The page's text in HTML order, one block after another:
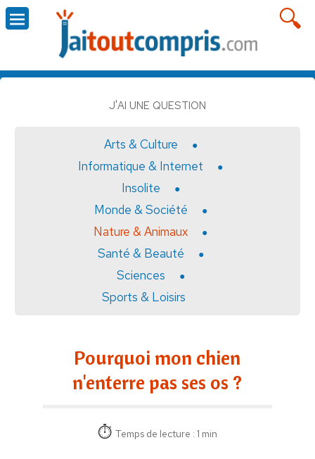
J'AI UNE QUESTION
Arts & Culture
Informatique & Internet
Insolite
Monde & Société
Nature & Animaux
Santé & Beauté
Sciences
Sports & Loisirs
Pourquoi mon chien
n'enterre pas ses os ?
Temps de lecture : 1 min